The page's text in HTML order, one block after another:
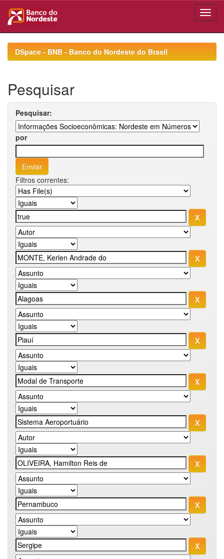
navigationDSpace - BNB - Banco do Nordeste do Brasil
Pesquisar
Pesquisar:
por
Filtros correntes: